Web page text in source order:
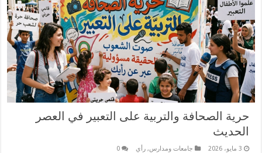
حرية الصحافة والتربية على التعبير في العصر
الحديث
3 مايو، 2026 جامعات ومدارس,رأي 0